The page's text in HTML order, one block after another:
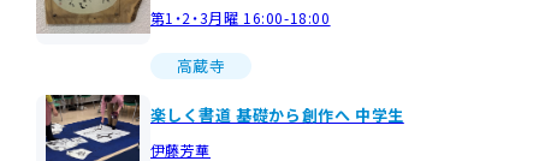
第1・2・3月曜 16:00-18:00
高蔵寺
楽しく書道 基礎から創作へ 中学生
伊藤芳華